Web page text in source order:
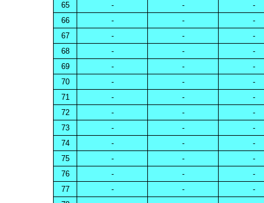
65
- -
-
66
- -
-
67
- -
-
68
- -
-
69
- -
-
70
- -
-
71
- -
-
72
- -
-
73
- -
-
74
- -
-
75
- -
-
76
- -
-
77
- -
-